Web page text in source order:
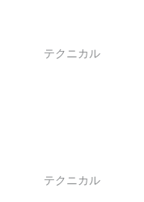
テクニカル
テクニカル